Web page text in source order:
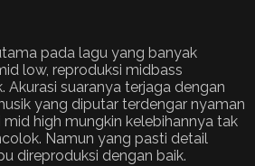
pada lagu yang banyak
low, reproduksi midbass
Akurasi suaranya terjaga dengan
yang diputar terdengar nyaman
mid high mungkin kelebihannya tak
Namun yang pasti detail
direproduksi dengan baik.